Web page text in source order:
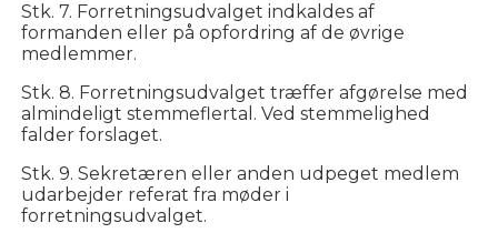
Stk. 7. Forretningsudvalget indkaldes af
formanden eller på opfordring af de øvrige
medlemmer.
Stk. 8. Forretningsudvalget træffer afgørelse med
almindeligt stemmeflertal. Ved stemmelighed
falder forslaget.
Stk. 9. Sekretæren eller anden udpeget medlem
udarbejder referat fra møder i
forretningsudvalget.